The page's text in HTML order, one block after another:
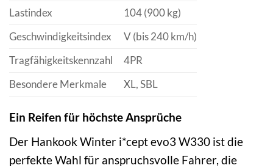
Lastindex
104 (900 kg)
Geschwindigkeitsindex
V (bis 240 km/h)
Tragfähigkeitskennzahl
4PR
Besondere Merkmale
XL, SBL
Ein Reifen für höchste Ansprüche
Der Hankook Winter i*cept evo3 W330 ist die
perfekte Wahl für anspruchsvolle Fahrer, die